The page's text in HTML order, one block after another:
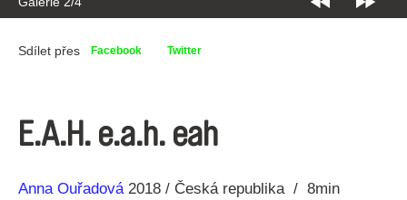
Sdílet přes Facebook Twitter
E.A.H. e.a.h. eah
Režie
Anna Ouřadová
Rok 2018 Česká republika
8min